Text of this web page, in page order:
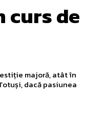
curs de
majoră, atât în
dacă pasiunea